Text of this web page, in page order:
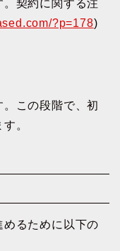
契約に関する注
?p=178)
この段階で、初
。
るために以下の